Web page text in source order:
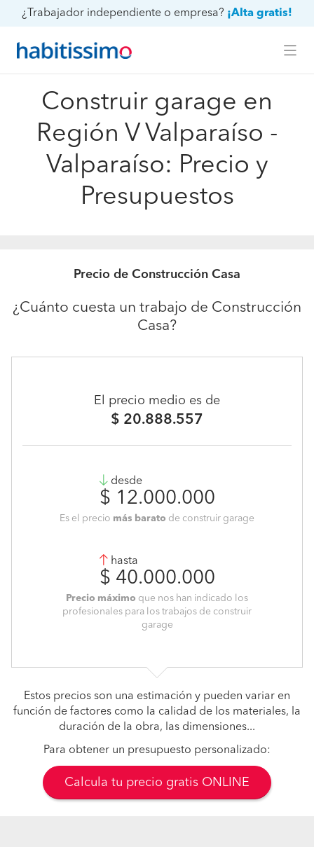
¿Trabajador independiente o empresa? ¡Alta gratis!
Construir garage en
Región V Valparaíso -
Valparaíso: Precio y
Presupuestos
Precio de Construcción Casa
¿Cuánto cuesta un trabajo de Construcción
Casa?
El precio medio es de
$ 20.888.557
desde
$ 12.000.000
Es el precio más barato de construir garage
hasta
$ 40.000.000
Precio máximo que nos han indicado los
profesionales para los trabajos de construir
garage
Estos precios son una estimación y pueden variar en
función de factores como la calidad de los materiales, la
duración de la obra, las dimensiones...
Para obtener un presupuesto personalizado:
Calcula tu precio gratis ONLINE